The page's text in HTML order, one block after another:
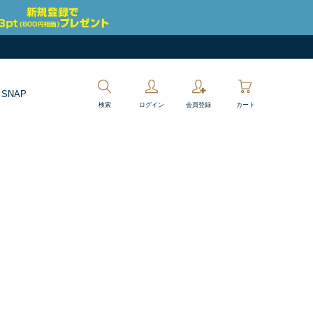
検索 ログイン 会員登録 カート